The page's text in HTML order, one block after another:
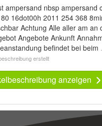
ampersand nbsp ampersand
16dot00h 2011 254 368
Achtung Alle aller am an
Angebote Ankunft
befindet bei beim
erstellt
anzeigen